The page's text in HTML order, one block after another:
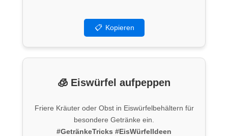
📋 Kopieren
🧊 Eiswürfel aufpeppen
Friere Kräuter oder Obst in Eiswürfelbehältern für
besondere Getränke ein.
#GetränkeTricks #EisWürfelIdeen